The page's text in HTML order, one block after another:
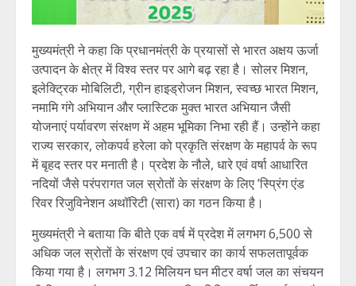
मुख्यमंत्री ने कहा कि प्रधानमंत्री के प्रयासों से भारत अक्षय ऊर्जा
उत्पादन के क्षेत्र में विश्व स्तर पर आगे बढ़ रहा है। सोलर मिशन,
इलेक्ट्रिक मोबिलिटी, ग्रीन हाइड्रोजन मिशन, स्वच्छ भारत मिशन,
नमामि गंगे अभियान और प्लास्टिक मुक्त भारत अभियान जैसी
योजनाएं पर्यावरण संरक्षण में अहम भूमिका निभा रही हैं। उन्होंने कहा
राज्य सरकार, लोकपर्व हरेला को प्रकृति संरक्षण के महापर्व के रूप
में बृहद स्तर पर मनाती है। प्रदेश के नौले, धारे एवं वर्षा आधारित
नदियों जैसे परंपरागत जल स्रोतों के संरक्षण के लिए ’स्प्रिंग एंड
रिवर रिजुविनेशन अथॉरिटी (सारा) का गठन किया है।
मुख्यमंत्री ने बताया कि बीते एक वर्ष में प्रदेश में लगभग 6,500 से
अधिक जल स्रोतों के संरक्षण एवं उपचार का कार्य सफलतापूर्वक
किया गया है। लगभग 3.12 मिलियन घन मीटर वर्षा जल का संचयन